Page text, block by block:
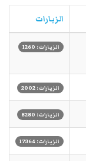
الزيارات
الزيارات: 1260
الزيارات: 2002
الزيارات: 8280
الزيارات: 17364